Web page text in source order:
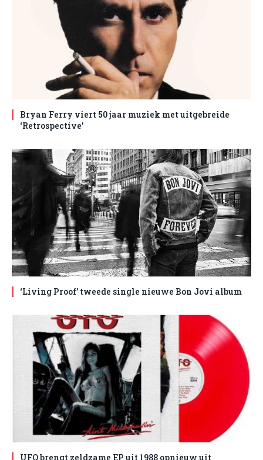
Bryan Ferry viert 50 jaar muziek met uitgebreide
‘Retrospective’
‘Living Proof’ tweede single nieuwe Bon Jovi album
UFO brengt zeldzame EP uit 1988 opnieuw uit